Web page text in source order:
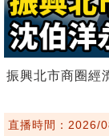
振興北市商圈經
直播時間：2026/